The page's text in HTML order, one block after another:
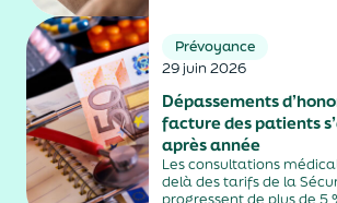
sociales et fiscales,
durcissement plus...
Prévoyance
29 juin 2026
Dépassements
facture des patients
après année
Les consultations
delà des tarifs de la
progressent de plus de 5